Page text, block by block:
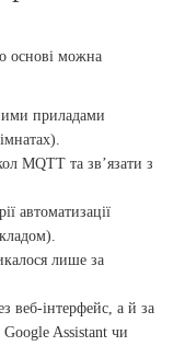
основі можна
приладами
MQTT та зв’язати з
автоматизації
лише за
веб-інтерфейс, а й за
Assistant чи